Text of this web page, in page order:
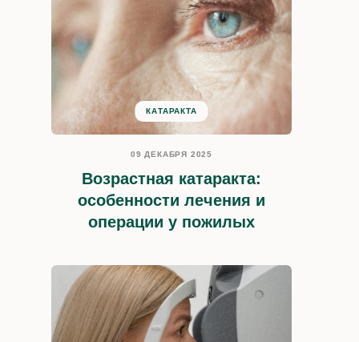
КАТАРАКТА
09 ДЕКАБРЯ 2025
Возрастная катаракта:
особенности лечения и
операции у пожилых